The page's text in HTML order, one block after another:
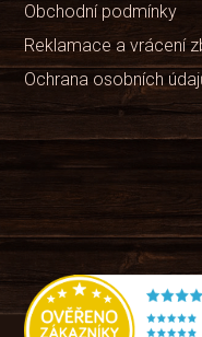
Obchodní podmínky
Reklamace a vrácení
Ochrana osobních